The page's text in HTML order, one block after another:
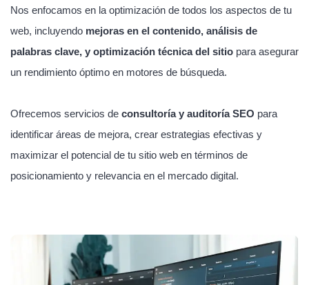
Nos enfocamos en la optimización de todos los aspectos de tu
web, incluyendo mejoras en el contenido, análisis de
palabras clave, y optimización técnica del sitio para asegurar
un rendimiento óptimo en motores de búsqueda.
Ofrecemos servicios de consultoría y auditoría SEO para
identificar áreas de mejora, crear estrategias efectivas y
maximizar el potencial de tu sitio web en términos de
posicionamiento y relevancia en el mercado digital.